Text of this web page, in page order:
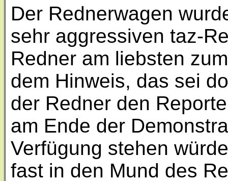
Der Rednerwagen
sehr aggressiven taz-
Redner am liebsten
dem Hinweis, das sei
der Redner den
am Ende der
Verfügung stehen
fast in den Mund des